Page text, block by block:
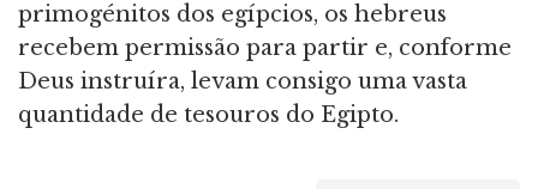
primogénitos dos egípcios, os hebreus
recebem permissão para partir e, conforme
Deus instruíra, levam consigo uma vasta
quantidade de tesouros do Egipto.